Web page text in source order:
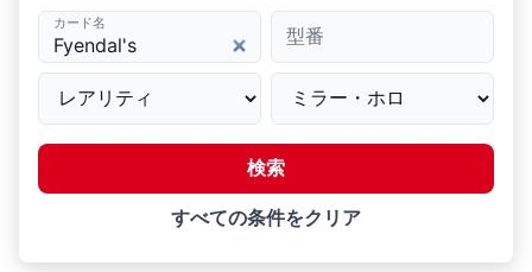
カード名
型番
検索
すべての条件をクリア